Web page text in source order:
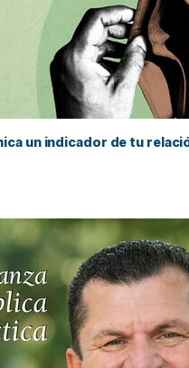
un indicador de tu